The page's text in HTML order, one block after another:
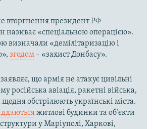
вторгнення президент РФ
називає «спеціальною операцією».
визначали «демілітаризацію і
згодом– «захист Донбасу».
що армія не атакує цивільні
російська авіація, ракетні війська,
щодня обстрілюють українські міста.
житлові будинки та об’єкти
у Маріуполі, Харкові,